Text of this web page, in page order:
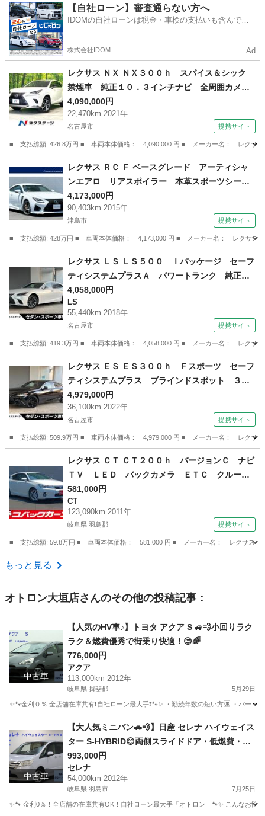
愛知 岡崎市 HS
【自社ローン】審査通らない方へ
IDOMの自社ローンは税金・車検の支払いも含んでい
株式会社IDOM Ad
レクサス ＮＸ ＮＸ３００ｈ スパイス＆シック
禁煙車 純正１０．３インチナビ 全周囲カメ
ラ 衝突被害軽減システム レーダークルーズ
電動リアゲート ステアリングヒーター 黒革シ
ート 前席シートエアコン コーナーセンサー
ＬＥＤヘッド ＥＴＣ２．０ （車検整備付）
4,090,000円
22,470km 2021年
名古屋市 提携サイト
■ 支払総額: 426.8万円 ■ 車両本体価格： 4,090,000 円 ■ メーカー名： レク
レクサス
レクサス ＲＣ Ｆ ベースグレード アーティシャ
ンエアロ リアスポイラー 本革スポーツシー
ト クリアランスソナー ＥＮＫＥＩ１９インチ
アルミ オレンジキャリパー ブラインドスポッ
トモニター バックカメラ ＢＬＩＴＺ車高調
シートクーラー （検8.12）
4,173,000円
90,403km 2015年
津島市 提携サイト
■ 支払総額: 428万円 ■ 車両本体価格： 4,173,000 円 ■ メーカー名： レクサ
レクサス
レクサス ＬＳ ＬＳ５００ Ｉパッケージ セーフ
ティシステムプラスＡ パワートランク 純正２
０インチスパッタリングアルミ デジタルインナ
ーミラー 黒革シート パワーシート ベンチレ
ーション プレミアムサウンドシステム ＥＴ
4,058,000円
LS
55,440km 2018年
名古屋市 提携サイト
■ 支払総額: 419.3万円 ■ 車両本体価格： 4,058,000 円 ■ メーカー名： レクサ
LS
レクサス ＥＳ ＥＳ３００ｈ Ｆスポーツ セーフ
ティシステムプラス ブラインドスポット ３眼
ＬＥＤヘッドライト 純正１９インチＡＷ 革巻
ステアリング 専用スポーツシート スマートキ
ー プレミアムサウンドシステム ムーンルーフ
（検9.1）
4,979,000円
36,100km 2022年
名古屋市 提携サイト
■ 支払総額: 509.9万円 ■ 車両本体価格： 4,979,000 円 ■ メーカー名： レクサ
レクサス
レクサス ＣＴ ＣＴ２００ｈ バージョンＣ ナビ
ＴＶ ＬＥＤ バックカメラ ＥＴＣ クルーズ
コントロール スマートキー プッシュスター
ト ＤＶＤ再生 純正１６アルミホイール （検10.
2）
581,000円
CT
123,090km 2011年
岐阜県 羽島郡 提携サイト
■ 支払総額: 59.8万円 ■ 車両本体価格： 581,000 円 ■ メーカー名： レクサ
岐阜 羽島郡
もっと見る
オトロン大垣店さんのその他の投稿記事：
中古車
【人気のHV車♪】トヨタ アクア S 🚙💨小回りラク
ラク＆燃費優秀で街乗り快適！😊🌈
776,000円
アクア
113,000km 2012年
岐阜県 揖斐郡 5月29日
✨🐾金利０％ 全店舗在庫共有❗️自社ローン最大手❗️🐾✨ ・勤続年数の短い方🆗 ・パー
アクア オトロン
中古車
【大人気ミニバン🚗💨】日産 セレナ ハイウェイス
ター S-HYBRID😊両側スライドドア・低燃費・フ
ァミリーにおすすめの一台☝️
993,000円
セレナ
54,000km 2012年
岐阜県 羽島市 7月25日
✨🐾 金利0％！全店舗の在庫共有OK！自社ローン最大手「オトロン」🐾✨ こんなお